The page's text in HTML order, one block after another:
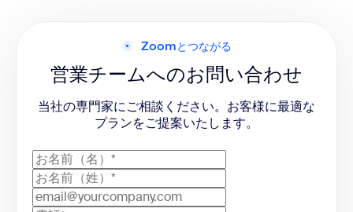
Zoomとつながる
営業チームへのお問い合わせ
当社の専門家にご相談ください。お客様に最適な
プランをご提案いたします。